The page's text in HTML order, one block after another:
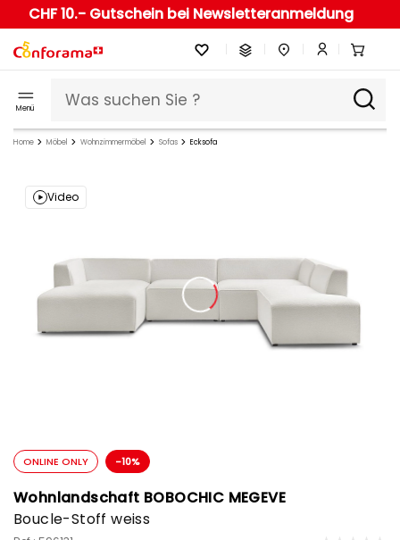
CHF 10.- Gutschein bei Newsletteranmeldung
Menü
Home Möbel Wohnzimmermöbel Sofas Ecksofa
Video
ONLINE ONLY -10%
Wohnlandschaft BOBOCHIC MEGEVE
Boucle-Stoff weiss